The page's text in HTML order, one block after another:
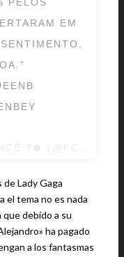
EM
Lady Gaga
el tema no es nada
debido a su
ha pagado
a los fantasmas